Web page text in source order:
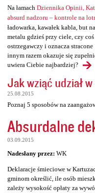
Na łamach Dziennika Opinii,
absurd nadzoru – kontrole na
ładowarka, kawałek kabla, but
metalu gdzieś przy ciele, czy
ostrzegawczy i oznacza
innym razem okazuje się
uwiera Ciebie najbardziej?
Jak wziąć udział
25.08.2015
Poznaj 5 sposobów na
Absurdalne
03.09.2015
Nadesłany przez: WK
Deklaracje śmieciowe w
gminom określić, ile osób
zależy wysokość opłaty za